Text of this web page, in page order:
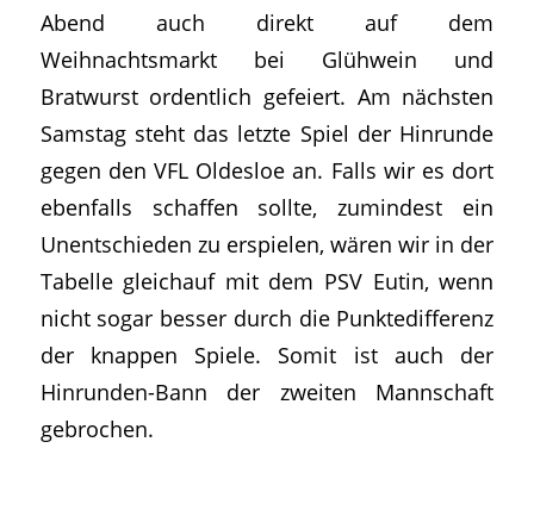
Abend auch direkt auf dem
Weihnachtsmarkt bei Glühwein und
Bratwurst ordentlich gefeiert. Am nächsten
Samstag steht das letzte Spiel der Hinrunde
gegen den VFL Oldesloe an. Falls wir es dort
ebenfalls schaffen sollte, zumindest ein
Unentschieden zu erspielen, wären wir in der
Tabelle gleichauf mit dem PSV Eutin, wenn
nicht sogar besser durch die Punktedifferenz
der knappen Spiele. Somit ist auch der
Hinrunden-Bann der zweiten Mannschaft
gebrochen.